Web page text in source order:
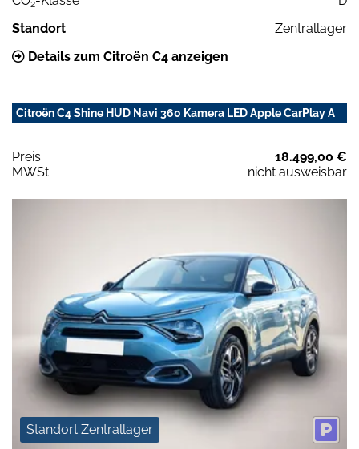
2
Standort
Zentrallager
Details zum Citroën C4 anzeigen
Citroën C4 Shine HUD Navi 360 Kamera LED Apple CarPlay A
Preis:
18.499,00 €
MWSt:
nicht ausweisbar
Standort Zentrallager